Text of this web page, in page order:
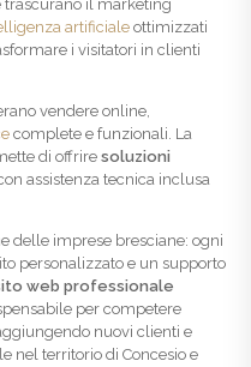
trascurano il marketing
artificialeottimizzati
i visitatori in clienti
vendere online,
complete e funzionali. La
di offrire soluzioni
assistenza tecnica inclusa
delle imprese bresciane: ogni
personalizzato e un supporto
web professionale
per competere
nuovi clienti e
nel territorio di Concesio e